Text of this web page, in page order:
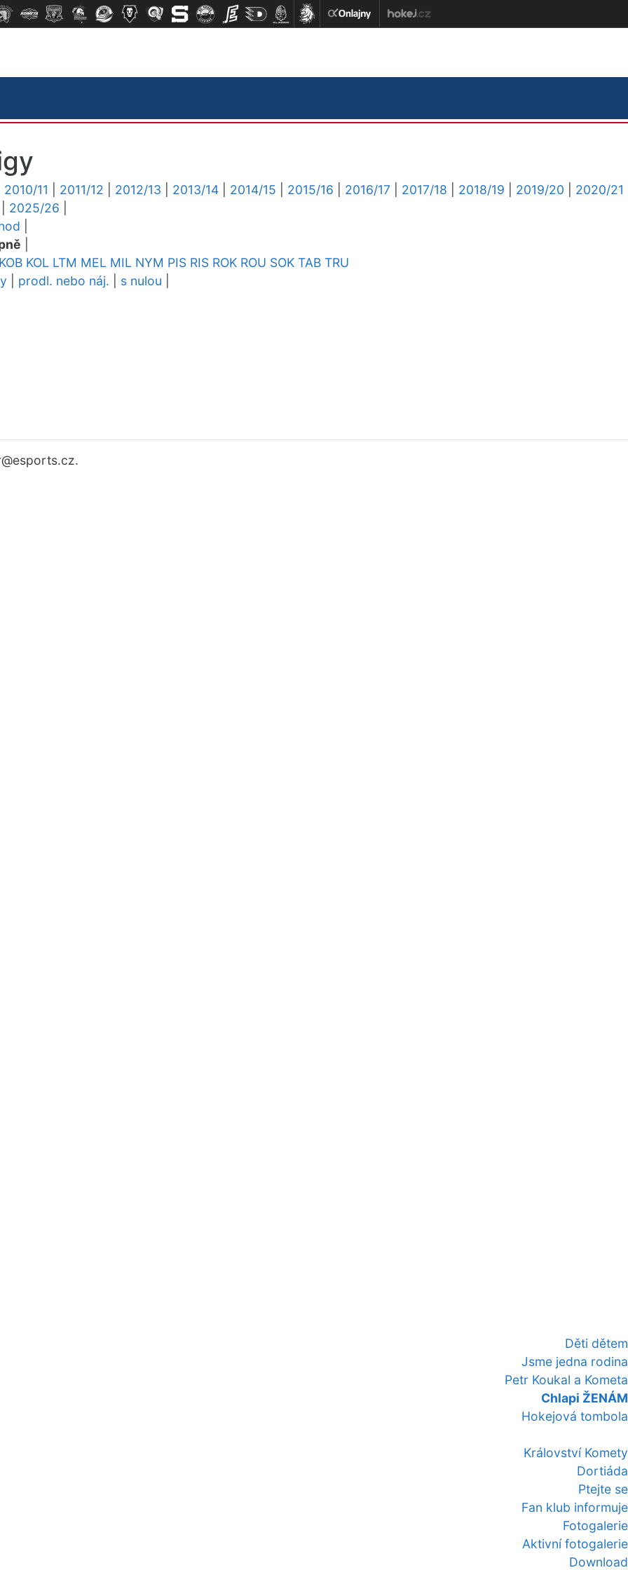
Děti dětem
Jsme jedna rodina
Petr Koukal a Kometa
Chlapi ŽENÁM
Hokejová tombola
Království Komety
Dortiáda
Ptejte se
Fan klub informuje
Fotogalerie
Aktivní fotogalerie
Download
2010/11 2011/12 2012/13 2013/14 2014/15 2015/16 2016/17 2017/18 2018/19 2019/20
2020/21
2025/26
KOB KOL LTM MEL MIL NYM PIS RIS ROK ROU SOK TAB TRU
prodl. nebo náj. s nulou
@esports.cz.